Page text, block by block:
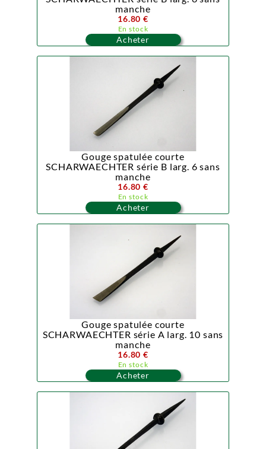
manche
16.80 €
En stock
Acheter
Gouge spatulée courte
SCHARWAECHTER série B larg. 6 sans
manche
16.80 €
En stock
Acheter
Gouge spatulée courte
SCHARWAECHTER série A larg. 10 sans
manche
16.80 €
En stock
Acheter